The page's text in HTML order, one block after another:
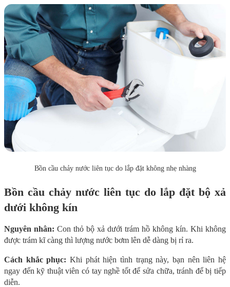
Bồn cầu chảy nước liên tục do lắp đặt không nhẹ nhàng
Bồn cầu chảy nước liên tục do lắp đặt bộ xả
dưới không kín
Nguyên nhân: Con thỏ bộ xả dưới trám hồ không kín. Khi không
được trám kĩ càng thì lượng nước bơm lên dễ dàng bị rỉ ra.
Cách khắc phục: Khi phát hiện tình trạng này, bạn nên liên hệ
ngay đến kỹ thuật viên có tay nghề tốt để sửa chữa, tránh để bị tiếp
diễn.